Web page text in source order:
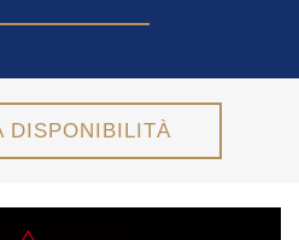
DISPONIBILITÀ